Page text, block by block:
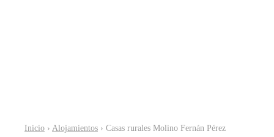
Inicio › Alojamientos › Casas rurales Molino Fernán Pérez